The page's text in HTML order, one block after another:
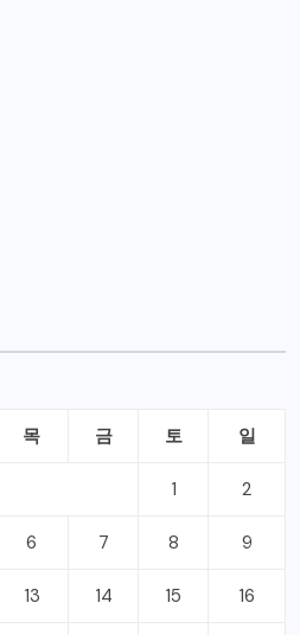
목 금 토 일
1 2
6 7 8 9
13 14 15 16